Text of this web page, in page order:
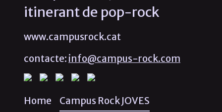
itinerant de pop-rock
www.campusrock.cat
contacte: info@campus-rock.com
Home
Campus Rock JOVES